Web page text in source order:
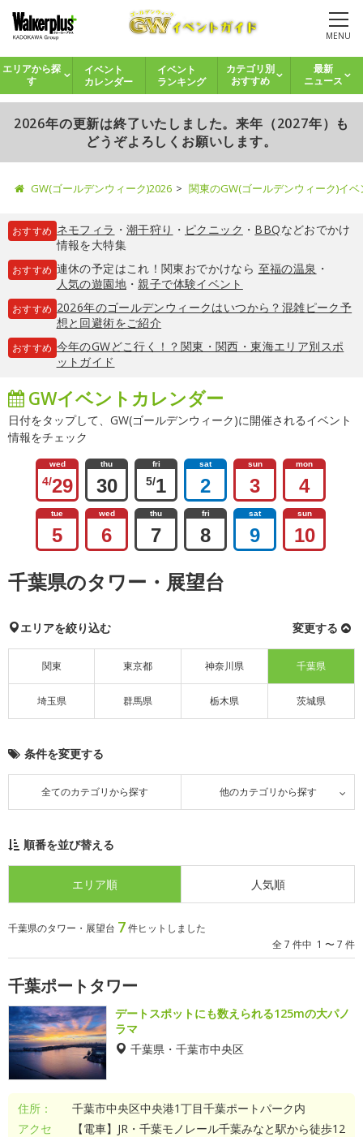
MENU
エリアから探
す
イベント
カレンダー
イベント
ランキング
カテゴリ別
おすすめ
最新
ニュース
2026年の更新は終了いたしました。来年（2027年）も
どうぞよろしくお願いします。
GW(ゴールデンウィーク)2026 関東のGW(ゴールデンウィーク)イ
おすすめ ネモフィラ ・ 潮干狩り ・ ピクニック ・ BBQなどおでかけ
情報を大特集
おすすめ 連休の予定はこれ！関東おでかけなら 至福の温泉 ・
人気の遊園地・親子で体験イベント
おすすめ 2026年のゴールデンウィークはいつから？混雑ピーク予
想と回避術をご紹介
おすすめ 今年のGWどこ行く！？関東・関西・東海エリア別スポ
ットガイド
GWイベントカレンダー
日付をタップして、GW(ゴールデンウィーク)に開催されるイベント
情報をチェック
wed
4/29
thu
30
fri
5/1
sat
2
sun
3
mon
4
tue
5
wed
6
thu
7
fri
8
sat
9
sun
10
千葉県のタワー・展望台
エリアを絞り込む 変更する
関東 東京都 神奈川県 千葉県
埼玉県 群馬県 栃木県 茨城県
条件を変更する
全てのカテゴリから探す 他のカテゴリから探す
順番を並び替える
エリア順 人気順
千葉県のタワー・展望台 7件ヒットしました
全 7 件中 1 〜 7 件
千葉ポートタワー
デートスポットにも数えられる125mの大パノ
ラマ
千葉県・千葉市中央区
住所：
千葉市中央区中央港1丁目千葉ポートパーク内
アクセ
【電車】JR・千葉モノレール千葉みなと駅から徒歩12